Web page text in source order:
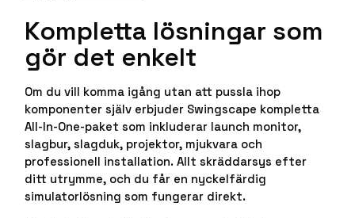
Kompletta lösningar som
gör det enkelt
Om du vill komma igång utan att pussla ihop
komponenter själv erbjuder Swingscape kompletta
All-In-One-paket som inkluderar launch monitor,
slagbur, slagduk, projektor, mjukvara och
professionell installation. Allt skräddarsys efter
ditt utrymme, och du får en nyckelfärdig
simulatorlösning som fungerar direkt.